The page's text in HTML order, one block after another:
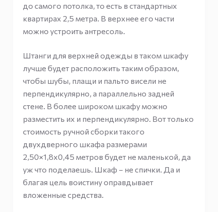
до самого потолка, то есть в стандартных
квартирах 2,5 метра. В верхнее его части
можно устроить антресоль.
Штанги для верхней одежды в таком шкафу
лучше будет расположить таким образом,
чтобы шубы, плащи и пальто висели не
перпендикулярно, а параллельно задней
стене. В более широком шкафу можно
разместить их и перпендикулярно. Вот только
стоимость ручной сборки такого
двухдверного шкафа размерами
2,50×1,8х0,45 метров будет не маленькой, да
уж что поделаешь. Шкаф – не спички. Да и
благая цель воистину оправдывает
вложенные средства.